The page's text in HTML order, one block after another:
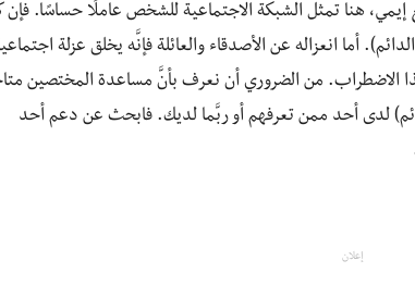
هنا تمثل الشبكة الاجتماعية للشخص عاملًا حساسًا. فإن
أما انعزاله عن الأصدقاء والعائلة فإنَّه يخلق عزلة
الاضطراب. من الضروري أن نعرف بأنَّ مساعدة المختصين
لدى أحد ممن تعرفهم أو ربَّما لديك. فابحث عن دعم أحد
إعلان